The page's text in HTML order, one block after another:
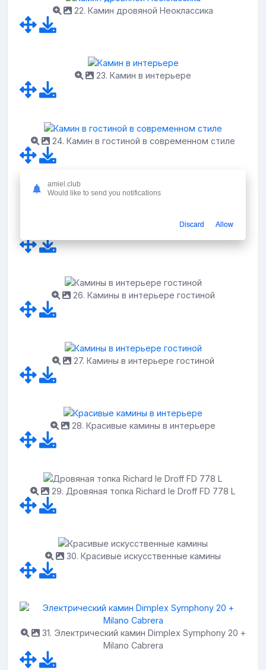
22. Камин дровяной Неоклассика
23. Камин в интерьере
24. Камин в гостиной в современном стиле
Фото: Гостиная с камином
26. Камины в интерьере гостиной
27. Камины в интерьере гостиной
28. Красивые камины в интерьере
29. Дровяная топка Richard le Droff FD 778 L
30. Красивые искусственные камины
31. Электрический камин Dimplex Symphony 20 +
Milano Cabrera
amiel.club
Would like to send you notifications
Discard Allow